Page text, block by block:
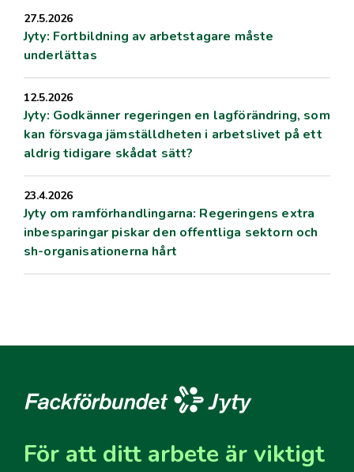
27.5.2026
Jyty: Fortbildning av arbetstagare måste
underlättas
12.5.2026
Jyty: Godkänner regeringen en lagförändring, som
kan försvaga jämställdheten i arbetslivet på ett
aldrig tidigare skådat sätt?
23.4.2026
Jyty om ramförhandlingarna: Regeringens extra
inbesparingar piskar den offentliga sektorn och
sh-organisationerna hårt
För att ditt arbete är viktigt